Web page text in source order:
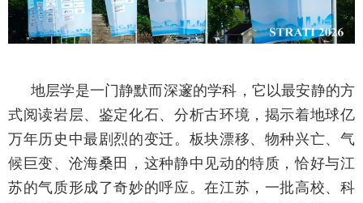
地层学是一门静默而深邃的学科，它以最安静的方
式阅读岩层、鉴定化石、分析古环境，揭示着地球亿
万年历史中最剧烈的变迁。板块漂移、物种兴亡、气
候巨变、沧海桑田，这种静中见动的特质，恰好与江
苏的气质形成了奇妙的呼应。在江苏，一批高校、科